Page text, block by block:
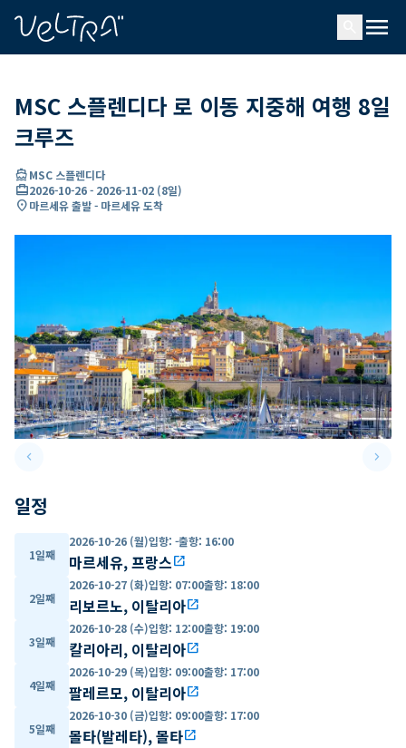
menu
MSC 스플렌디다 로 이동 지중해 여행 8일
크루즈
directions_boatMSC 스플렌디다
card_travel2026-10-26- 2026-11-02 (8일)
location_on마르세유 출발 - 마르세유 도착
keyboard_arrow_leftPrevious slide keyboard_arrow_right
일정
1일째
2026-10-26 (월)입항: -출항: 16:00
마르세유, 프랑스open_in_new
2일째
2026-10-27 (화)입항: 07:00출항: 18:00
리보르노, 이탈리아open_in_new
3일째
2026-10-28 (수)입항: 12:00출항: 19:00
칼리아리, 이탈리아open_in_new
4일째
2026-10-29 (목)입항: 09:00출항: 17:00
팔레르모, 이탈리아open_in_new
5일째
2026-10-30 (금)입항: 09:00출항: 17:00
몰타(발레타), 몰타open_in_new